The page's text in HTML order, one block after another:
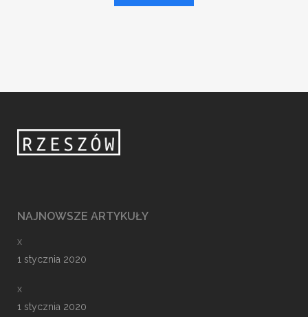
NAJNOWSZE ARTYKUŁY
x
1 stycznia 2020
x
1 stycznia 2020